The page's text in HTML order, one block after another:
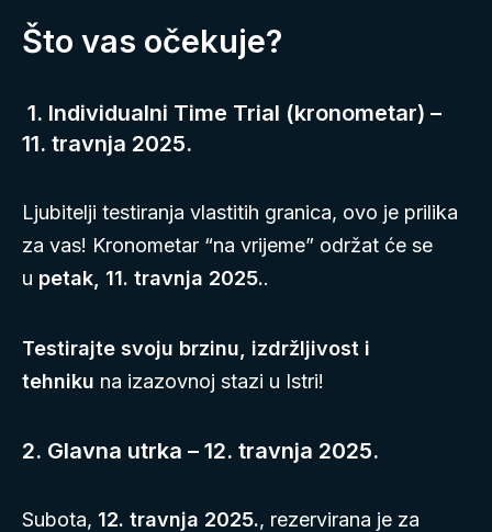
Što vas očekuje?
1. Individualni Time Trial (kronometar) –
11. travnja 2025.
Ljubitelji testiranja vlastitih granica, ovo je prilika
za vas! Kronometar “na vrijeme” održat će se
u petak, 11. travnja 2025..
Testirajte svoju brzinu, izdržljivost i
tehniku na izazovnoj stazi u Istri!
2. Glavna utrka – 12. travnja 2025.
Subota, 12. travnja 2025., rezervirana je za